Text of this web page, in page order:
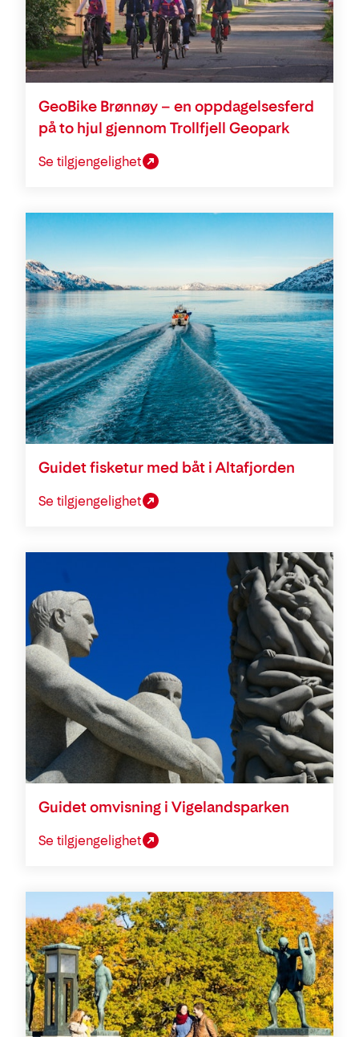
GeoBike Brønnøy – en oppdagelsesferd
på to hjul gjennom Trollfjell Geopark
Se tilgjengelighet
Guidet fisketur med båt i Altafjorden
Se tilgjengelighet
Guidet omvisning i Vigelandsparken
Se tilgjengelighet